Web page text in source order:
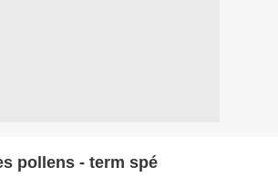
pollens - term spé